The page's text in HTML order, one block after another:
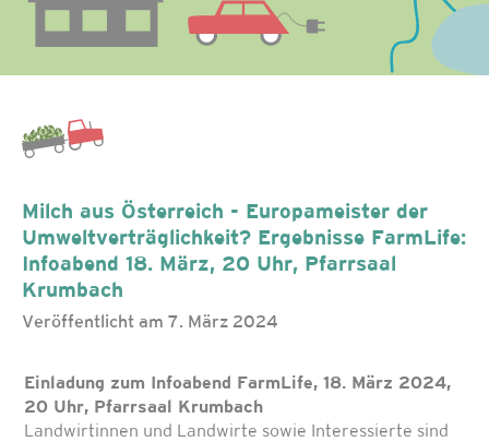
Milch aus Österreich - Europameister der
Umweltverträglichkeit? Ergebnisse FarmLife:
Infoabend 18. März, 20 Uhr, Pfarrsaal
Krumbach
Veröffentlicht am 7. März 2024
Einladung zum Infoabend FarmLife, 18. März 2024,
20 Uhr, Pfarrsaal Krumbach
Landwirtinnen und Landwirte sowie Interessierte sind